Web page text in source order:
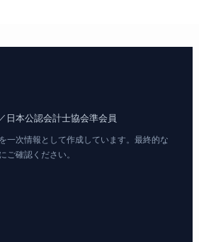
日本公認会計士協会準会員
一次情報として作成しています。最終的な
ご確認ください。